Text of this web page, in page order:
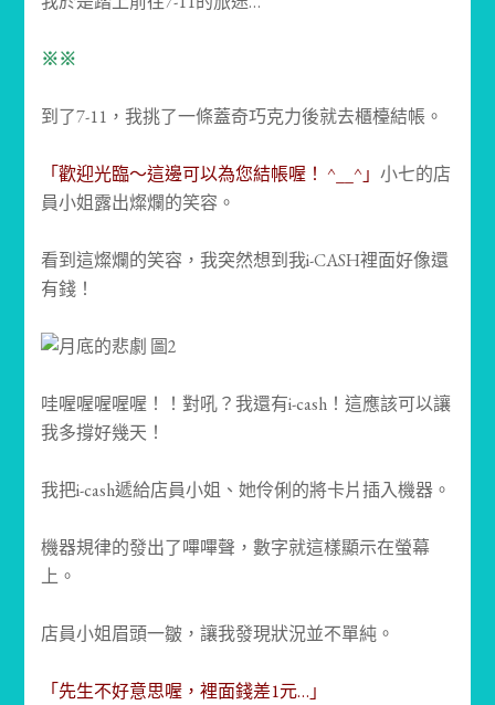
※※
到了7-11，我挑了一條蓋奇巧克力後就去櫃檯結帳。
「歡迎光臨～這邊可以為您結帳喔！ ^__^」小七的店
員小姐露出燦爛的笑容。
看到這燦爛的笑容，我突然想到我i-CASH裡面好像還
有錢！
哇喔喔喔喔喔！！對吼？我還有i-cash！這應該可以讓
我多撐好幾天！
我把i-cash遞給店員小姐、她伶俐的將卡片插入機器。
機器規律的發出了嗶嗶聲，數字就這樣顯示在螢幕
上。
店員小姐眉頭一皺，讓我發現狀況並不單純。
「先生不好意思喔，裡面錢差1元…」